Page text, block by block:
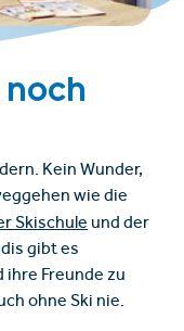
noch
Kein Wunder,
wie die
Skischule und der
gibt es
ihre Freunde zu
ohne Ski nie.